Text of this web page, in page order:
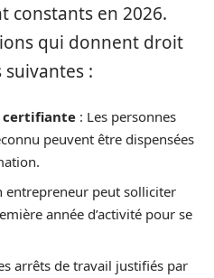
constants en 2026.
qui donnent droit
suivantes :
certifiante : Les personnes
peuvent être dispensées
entrepreneur peut solliciter
année d’activité pour se
arrêts de travail justifiés par